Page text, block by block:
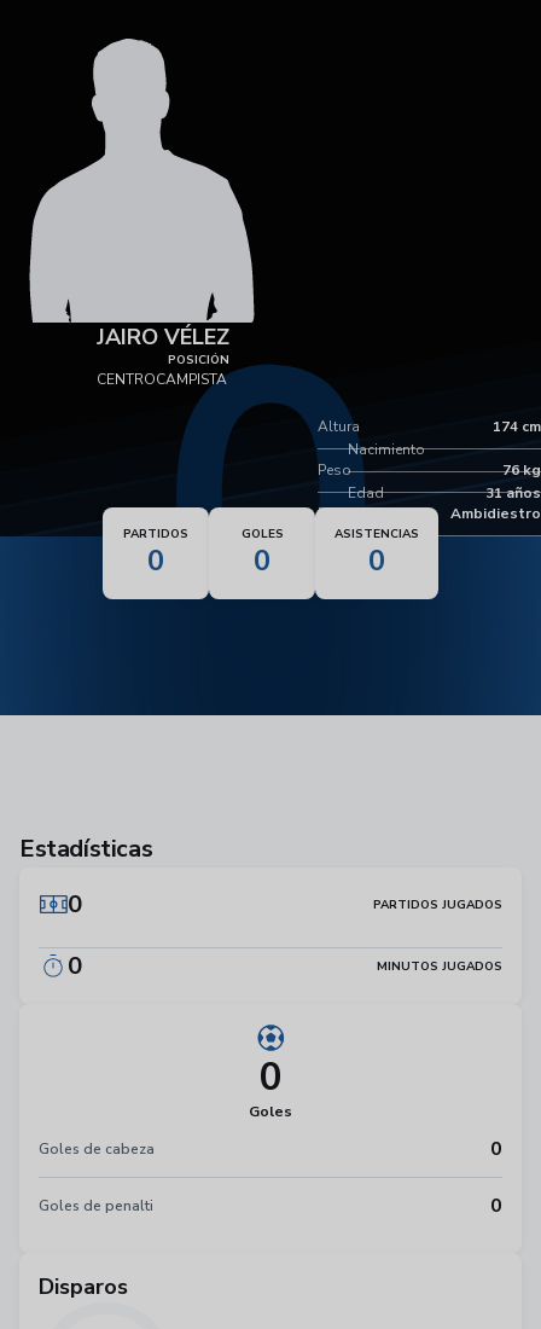
0
JAIRO VÉLEZ
POSICIÓN
CENTROCAMPISTA
Altura 174 cm
Peso 76 kg
Pie dominante Ambidiestro
Nacimiento
Edad 31 años
PARTIDOS
0
GOLES
0
ASISTENCIAS
0
Estadísticas
0
PARTIDOS JUGADOS
0 MINUTOS JUGADOS
0
Goles
Goles de cabeza
0
Goles de penalti 0
Disparos